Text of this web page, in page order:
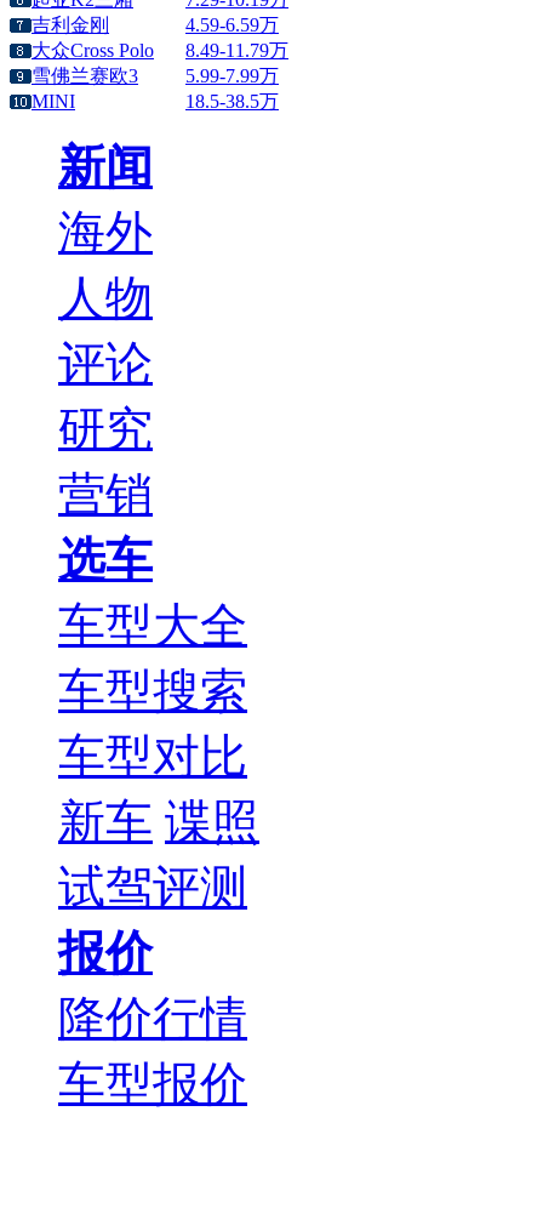
吉利金刚
4.59-6.59万
大众Cross Polo
8.49-11.79万
雪佛兰赛欧3
5.99-7.99万
MINI
18.5-38.5万
新闻
海外
人物
评论
研究
营销
选车
车型大全
车型搜索
车型对比
新车 谍照
试驾评测
报价
降价行情
车型报价